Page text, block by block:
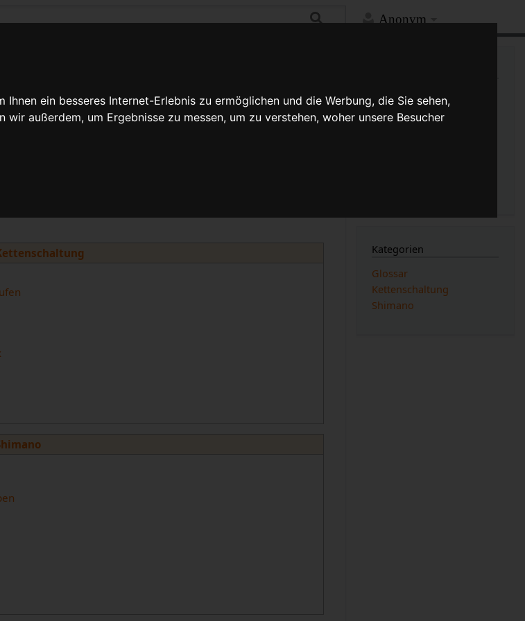
ein besseres Internet-Erlebnis zu ermöglichen und die Werbung, die Sie sehen,
außerdem, um Ergebnisse zu messen, um zu verstehen, woher unsere Besucher
Anonym
Quelltext anzeigen Versionsgeschichte
Links auf diese Seite
Änderungen an verlinkten
Seiten
Kategorien
Glossar
Kettenschaltung
Shimano